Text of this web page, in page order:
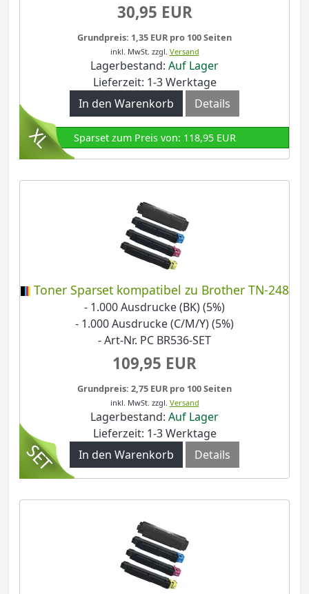
30,95 EUR
Grundpreis: 1,35 EUR pro 100 Seiten
inkl. MwSt. zzgl. Versand
Lagerbestand: Auf Lager
Lieferzeit: 1-3 Werktage
In den Warenkorb
Details
Sparset zum Preis von: 118,95 EUR
Toner Sparset kompatibel zu Brother TN-248
- 1.000 Ausdrucke (BK) (5%)
- 1.000 Ausdrucke (C/M/Y) (5%)
- Art-Nr. PC BR536-SET
109,95 EUR
Grundpreis: 2,75 EUR pro 100 Seiten
inkl. MwSt. zzgl. Versand
Lagerbestand: Auf Lager
Lieferzeit: 1-3 Werktage
In den Warenkorb
Details